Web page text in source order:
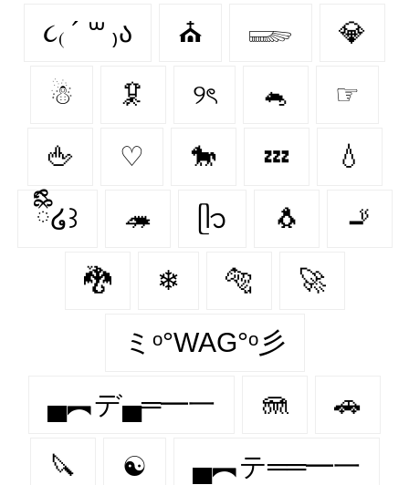
૮₍ ´ ꒳ ₎ა ⛪️ 𓆃 💎
☃ 🦑 ୨ৎ 🐁 ☞
🖕 ♡ 🐎 💤 💧
ྀིྀི໒꒱ 🦔 ᥫ᭡ 🐧 🚬
🐉 ❄ 🐅 🚀
ミᵒ°WAG°ᵒ彡
▄︻デ▄═━一 🪼 🚗
🔪 ☯ ▄︻テ══━一